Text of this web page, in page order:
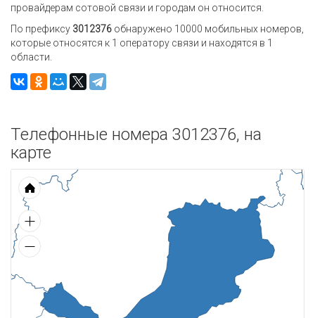
провайдерам сотовой связи и городам он относится.
По префиксу 3012376 обнаружено 10000 мобильных номеров,
которые относятся к 1 оператору связи и находятся в 1
области.
Телефонные номера 3012376, на
карте